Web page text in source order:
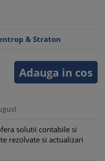
& Straton
Adauga in cos
solutii contabile si
rezolvate si actualizari